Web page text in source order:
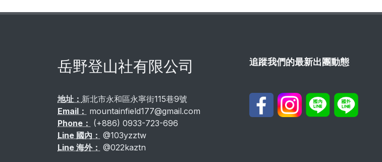
岳野登山社有限公司
地址： 新北市永和區永寧街115巷9號
Email： mountainfield177@gmail.com
Phone： (+886) 0933-723-696
Line 國內： @103yzztw
Line 海外： @022kaztn
追蹤我們的最新出團動態